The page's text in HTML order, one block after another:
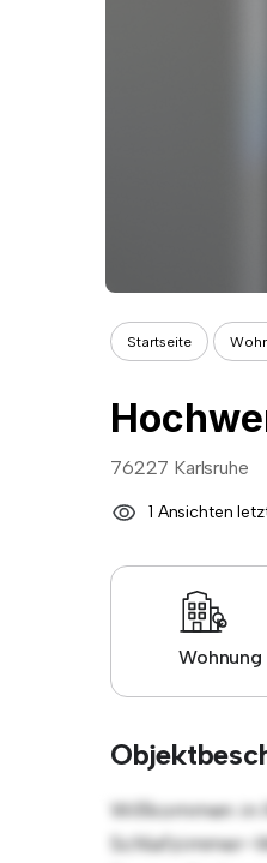
Startseite
76227 Karlsruhe
1 Ansichten
Wohnung
Willkommen in
Schlafzimmer-